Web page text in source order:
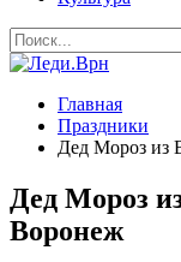
Главная
Праздники
Дед Мороз из
Дед Мороз
Воронеж